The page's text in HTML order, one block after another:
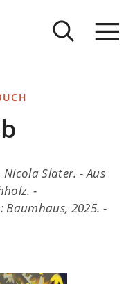
Slater. - Aus
-
Baumhaus, 2025. -